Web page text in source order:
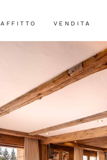
AFFITTO VENDITA